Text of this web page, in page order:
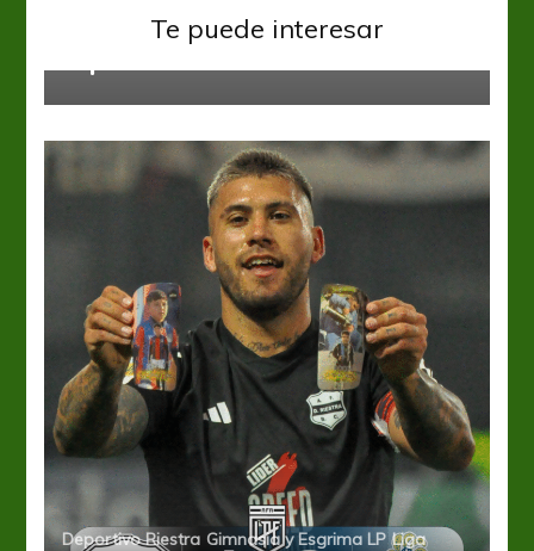
Te puede interesar
El Canalla ganó y está en zona de
Deportivo Riestra Gimnasia y Esgrima LP Liga